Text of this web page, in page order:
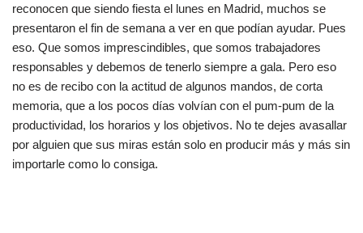
reconocen que siendo fiesta el lunes en Madrid, muchos se
presentaron el fin de semana a ver en que podían ayudar. Pues
eso. Que somos imprescindibles, que somos trabajadores
responsables y debemos de tenerlo siempre a gala. Pero eso
no es de recibo con la actitud de algunos mandos, de corta
memoria, que a los pocos días volvían con el pum-pum de la
productividad, los horarios y los objetivos. No te dejes avasallar
por alguien que sus miras están solo en producir más y más sin
importarle como lo consiga.